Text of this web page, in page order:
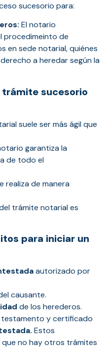
sucesorio para:
El notario
procedimeinto de
en sede notarial, quiénes
a heredar según la
trámite sucesorio
suele ser más ágil que
garantiza la
de todo el
realiza de manera
trámite notarial es
para iniciar un
autorizado por
causante.
de los herederos.
y certificado
Estos
no hay otros trámites